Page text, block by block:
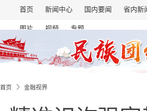
首页 新闻中心 国内要闻 省内新
图片 视频 专题
首页 金融视界